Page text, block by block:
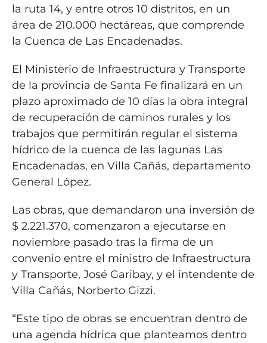
la ruta 14, y entre otros 10 distritos, en un
área de 210.000 hectáreas, que comprende
la Cuenca de Las Encadenadas.
El Ministerio de Infraestructura y Transporte
de la provincia de Santa Fe finalizará en un
plazo aproximado de 10 días la obra integral
de recuperación de caminos rurales y los
trabajos que permitirán regular el sistema
hídrico de la cuenca de las lagunas Las
Encadenadas, en Villa Cañás, departamento
General López.
Las obras, que demandaron una inversión de
$ 2.221.370, comenzaron a ejecutarse en
noviembre pasado tras la firma de un
convenio entre el ministro de Infraestructura
y Transporte, José Garibay, y el intendente de
Villa Cañás, Norberto Gizzi.
“Este tipo de obras se encuentran dentro de
una agenda hídrica que planteamos dentro